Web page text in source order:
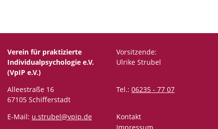
Verein für praktizierte
Individualpsychologie e.V.
(VpIP e.V.)
Vorsitzende:
Ulrike Strubel
Alleestraße 16
67105 Schifferstadt
Tel.: 06235 - 77 07
E-Mail: u.strubel@vpip.de
Kontakt